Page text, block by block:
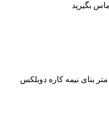
بگیرید
مساحت زمین ۳۵۰ متر ۱۴۰ متر بنای نیمه کاره دوبلکس